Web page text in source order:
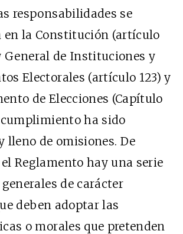
responsabilidades se
en la Constitución (artículo
General de Instituciones y
Electorales (artículo 123) y
de Elecciones (Capítulo
cumplimiento ha sido
lleno de omisiones. De
Reglamento hay una serie
de carácter
deben adoptar las
o morales que pretenden